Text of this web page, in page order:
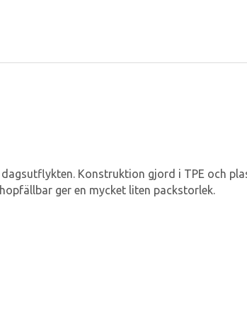
Konstruktion gjord i TPE och
ger en mycket liten packstorlek.